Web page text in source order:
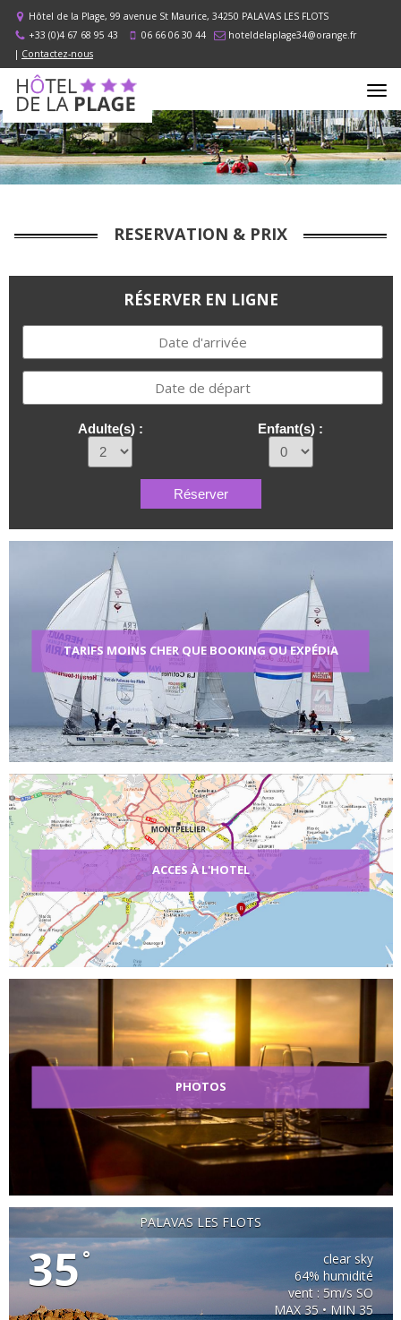
Hôtel de la Plage, 99 avenue St Maurice, 34250 PALAVAS LES FLOTS
+33 (0)4 67 68 95 43
06 66 06 30 44
hoteldelaplage34@orange.fr
| Contactez-nous
RESERVATION & PRIX
RÉSERVER EN LIGNE
Adulte(s) : Enfant(s) :
TARIFS MOINS CHER QUE BOOKING OU EXPÉDIA
ACCES À L'HOTEL
PHOTOS
PALAVAS LES FLOTS
35°
clear sky
64% humidité
vent : 5m/s SO
MAX 35 • MIN 35